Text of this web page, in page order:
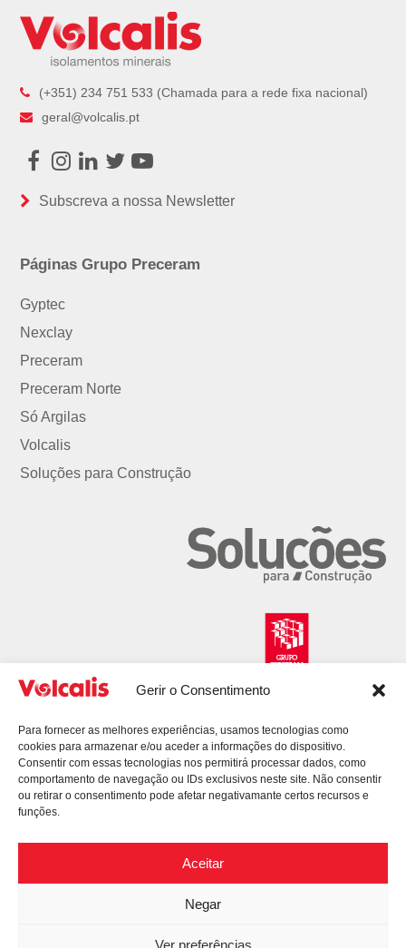
Gerir o Consentimento
Para fornecer as melhores experiências, usamos tecnologias como
cookies para armazenar e/ou aceder a informações do dispositivo.
Consentir com essas tecnologias nos permitirá processar dados, como
comportamento de navegação ou IDs exclusivos neste site. Não consentir
ou retirar o consentimento pode afetar negativamante certos recursos e
funções.
Aceitar
Negar
Ver preferências
(+351) 234 751 533 (Chamada para a rede fixa nacional)
geral@volcalis.pt
Facebook
Instagram
LinkedIn
TwitterYoutube
Subscreva a nossa Newsletter
Páginas Grupo Preceram
Gyptec
Nexclay
Preceram
Preceram Norte
Só Argilas
Volcalis
Soluções para Construção
© 2026 Volcalis. All Rights Reserved.